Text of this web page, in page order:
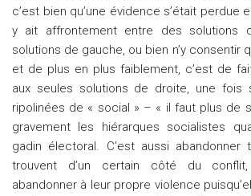
c’est bien qu’une évidence s’était perdue
y ait affrontement entre des solutions
solutions de gauche, ou bien n’y consentir
et de plus en plus faiblement, c’est de
aux seules solutions de droite, une fois
ripolinées de « social » – « il faut plus de
gravement les hiérarques socialistes
gadin électoral. C’est aussi
trouvent d’un certain côté du
abandonner à leur propre violence